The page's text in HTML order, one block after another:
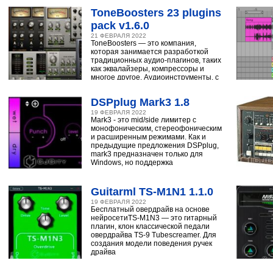
ToneBoosters 23 plugins
pack v1.6.0
21 ФЕВРАЛЯ 2022
ToneBoosters — это компания,
которая занимается разработкой
традиционных аудио-плагинов, таких
как эквалайзеры, компрессоры и
многое другое. Аудиоинструменты, с
DSPplug Mark3 1.8
19 ФЕВРАЛЯ 2022
Mark3 - это mid/side лимитер с
монофоническим, стереофоническим
и расширенным режимами. Как и
предыдущие предложения DSPplug,
mark3 предназначен только для
Windows, но поддержка
Guitarml TS-M1N1 1.1.0
19 ФЕВРАЛЯ 2022
Бесплатный овердрайв на основе
нейросетиTS-M1N3 — это гитарный
плагин, клон классической педали
овердрайва TS-9 Tubescreamer. Для
создания модели поведения ручек
драйва